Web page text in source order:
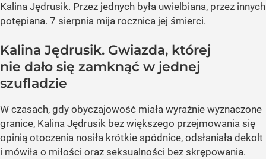
Kalina Jędrusik. Przez jednych była uwielbiana, przez innych
potępiana. 7 sierpnia mija rocznica jej śmierci.
Kalina Jędrusik. Gwiazda, której
nie dało się zamknąć w jednej
szufladzie
W czasach, gdy obyczajowość miała wyraźnie wyznaczone
granice, Kalina Jędrusik bez większego przejmowania się
opinią otoczenia nosiła krótkie spódnice, odsłaniała dekolt
i mówiła o miłości oraz seksualności bez skrępowania.